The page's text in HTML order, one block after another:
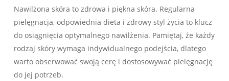
Nawilżona skóra to zdrowa i piękna skóra. Regularna
pielęgnacja, odpowiednia dieta i zdrowy styl życia to klucz
do osiągnięcia optymalnego nawilżenia. Pamiętaj, że każdy
rodzaj skóry wymaga indywidualnego podejścia, dlatego
warto obserwować swoją cerę i dostosowywać pielęgnację
do jej potrzeb.